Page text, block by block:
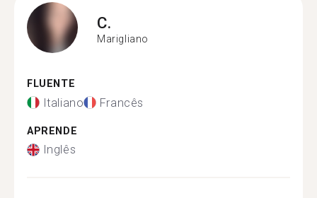
C.
Marigliano
FLUENTE
Italiano Francês
APRENDE
Inglês